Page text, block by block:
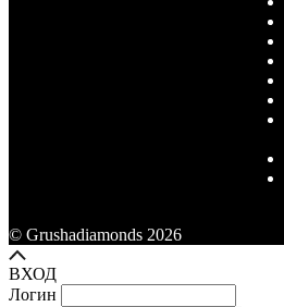
© Grushadiamonds 2026
ВХОД
Логин